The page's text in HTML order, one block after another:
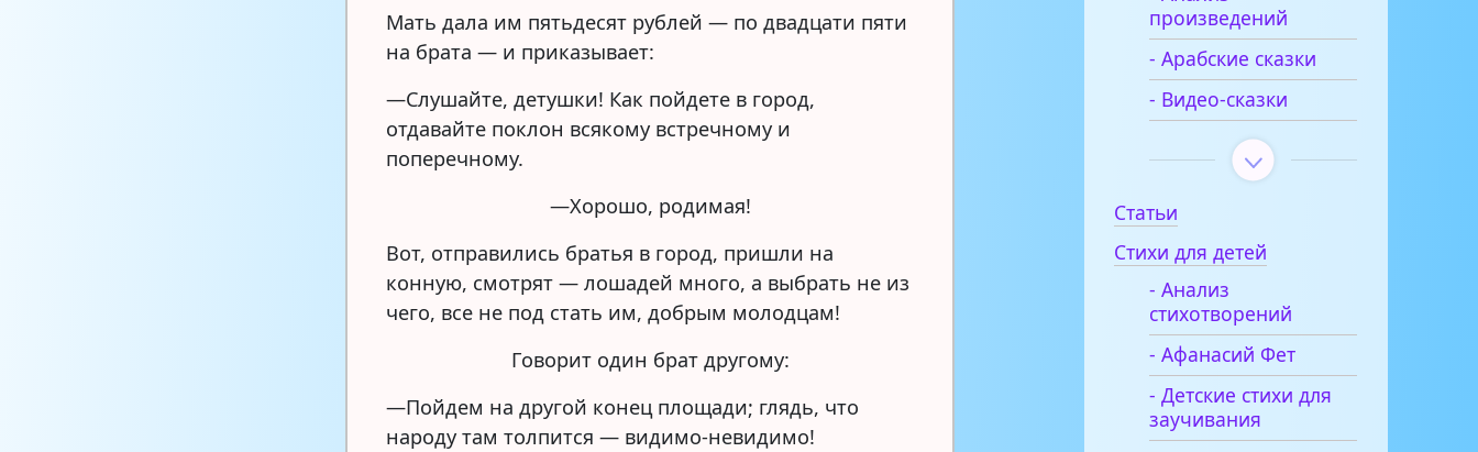
Мать дала им пятьдесят рублей — по двадцати пяти
на брата — и приказывает:
—Слушайте, детушки! Как пойдете в город,
отдавайте поклон всякому встречному и
поперечному.
—Хорошо, родимая!
Вот, отправились братья в город, пришли на
конную, смотрят — лошадей много, а выбрать не из
чего, все не под стать им, добрым молодцам!
Говорит один брат другому:
—Пойдем на другой конец площади; глядь, что
народу там толпится — видимо-невидимо!
произведений
- Арабские сказки
- Видео-сказки
Статьи
Стихи для детей
- Анализ
стихотворений
- Афанасий Фет
- Детские стихи для
заучивания